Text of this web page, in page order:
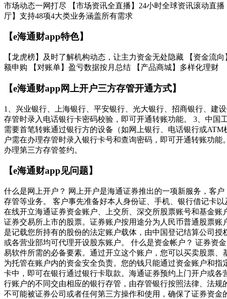
市场动态一网打尽 【市场资讯全直播】24小时全球资讯滚动直
厅】支持48项4大类业务涵盖所有需求
【e海通财app特色】
【龙虎榜】及时了解机构动态，让主力资金无处隐藏 【资金流
额申购 【对账单】盈亏数据按月总结 【产品商城】多样化理财
【e海通财app网上开户三方存管开通方式】
1、兴业银行、上海银行、平安银行、光大银行、招商银行、建
存管时录入电话银行卡密码校验，即可开通转账功能。 3、中
需要首笔转账通过银行方的设备（如网上银行、电话银行或
户需在办理存管时录入银行卡号和查询密码，即可开通转账功
办理第三方存管签约。
【e海通财app见问题】
什么是网上开户？ 网上开户是海通证券推出的一项新服务，客
存管等业务。 客户事先准备好本人身份证、手机、银行借记卡
在线开立海通证券资金账户、上交所、深交所股票账号和基金
证券交易所上市的股票。证券账户按用途分为人民币普通股票
是记载您所持有的股份的法定账户载体，由中国登记结算公司
或各营业部均可代理开设股东账户。 什么是资金帐户？ 证券资
易软件所需的必备要素。通过开立这个账户，您可以买卖股票
为托管在账户内的资金安全负责。您的钱只能通过资金账户和
卡中，即可在银行通过银行卡取款。海通证券预约上门开户或
行账户的不同交由相应的银行存管，由存管银行按照法律、法
不可能被证券公司或者任何第三方操作和使用，确保了证券资